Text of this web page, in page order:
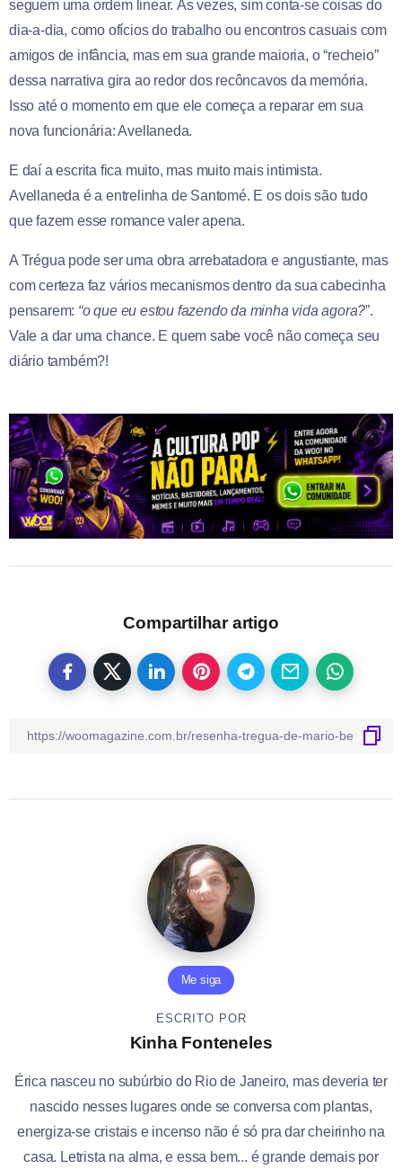
seguem uma ordem linear. Às vezes, sim conta-se coisas do
dia-a-dia, como ofícios do trabalho ou encontros casuais com
amigos de infância, mas em sua grande maioria, o “recheio”
dessa narrativa gira ao redor dos recôncavos da memória.
Isso até o momento em que ele começa a reparar em sua
nova funcionária: Avellaneda.
E daí a escrita fica muito, mas muito mais intimista.
Avellaneda é a entrelinha de Santomé. E os dois são tudo
que fazem esse romance valer apena.
A Trégua pode ser uma obra arrebatadora e angustiante, mas
com certeza faz vários mecanismos dentro da sua cabecinha
pensarem: “o que eu estou fazendo da minha vida agora?”.
Vale a dar uma chance. E quem sabe você não começa seu
diário também?!
Compartilhar artigo
Me siga
ESCRITO POR
Kinha Fonteneles
Érica nasceu no subúrbio do Rio de Janeiro, mas deveria ter
nascido nesses lugares onde se conversa com plantas,
energiza-se cristais e incenso não é só pra dar cheirinho na
casa. Letrista na alma, e essa bem... é grande demais por